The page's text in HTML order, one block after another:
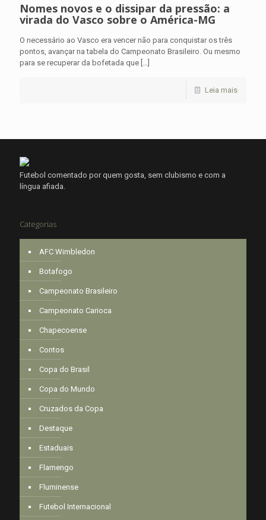
Nomes novos e o dissipar da pressão: a
virada do Vasco sobre o América-MG
O necessário ao Vasco era vencer não para conquistar os três
pontos, avançar na tabela do Campeonato Brasileiro. Ou mesmo
para se recuperar da bofetada que
Leia mais
Futebol comentado por quem gosta, sem clubismo e com a
língua afiada.
Categorias
AFC Wimbledon
Botafogo
Campeonato Brasileiro
Campeonato Carioca
Chapecoense
Contos
Copa do Brasil
Copa do Mundo
Cruzados da Copa
Destaque
Estaduais
Flamengo
Fluminense
Futebol Internacional